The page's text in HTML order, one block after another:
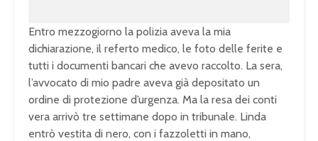
Entro mezzogiorno la polizia aveva la mia
dichiarazione, il referto medico, le foto delle ferite e
tutti i documenti bancari che avevo raccolto. La sera,
l’avvocato di mio padre aveva già depositato un
ordine di protezione d’urgenza. Ma la resa dei conti
vera arrivò tre settimane dopo in tribunale. Linda
entrò vestita di nero, con i fazzoletti in mano,